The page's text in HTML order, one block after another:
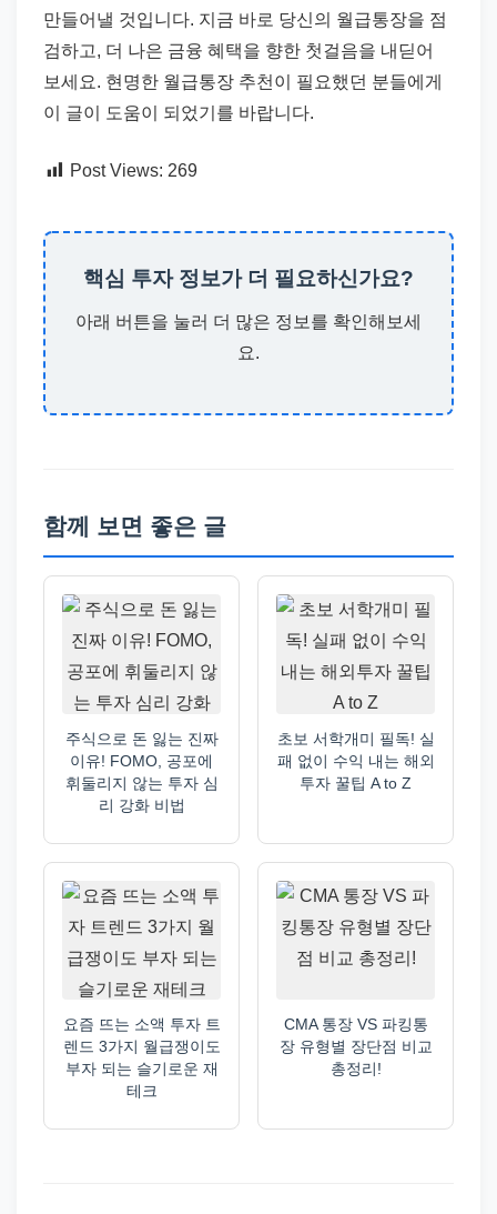
만들어낼 것입니다. 지금 바로 당신의 월급통장을 점
검하고, 더 나은 금융 혜택을 향한 첫걸음을 내딛어
보세요. 현명한 월급통장 추천이 필요했던 분들에게
이 글이 도움이 되었기를 바랍니다.
Post Views: 269
핵심 투자 정보가 더 필요하신가요?
아래 버튼을 눌러 더 많은 정보를 확인해보세
요.
함께 보면 좋은 글
주식으로 돈 잃는 진짜
이유! FOMO, 공포에
휘둘리지 않는 투자 심
리 강화 비법
초보 서학개미 필독! 실
패 없이 수익 내는 해외
투자 꿀팁 A to Z
요즘 뜨는 소액 투자 트
렌드 3가지 월급쟁이도
부자 되는 슬기로운 재
테크
CMA 통장 VS 파킹통
장 유형별 장단점 비교
총정리!